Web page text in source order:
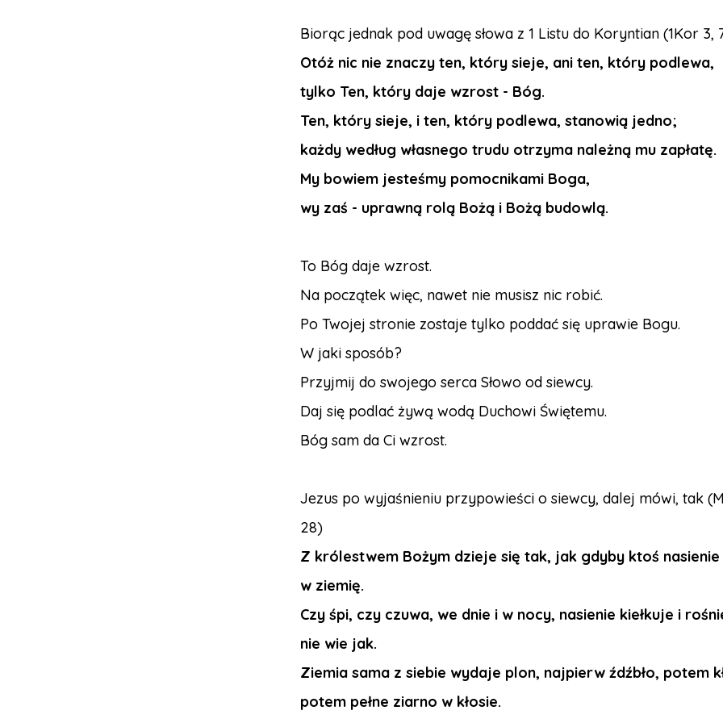
Biorąc jednak pod uwagę słowa z 1 Listu do Koryntian (1Kor 3,
Otóż nic nie znaczy ten, który sieje, ani ten, który podlewa,
tylko Ten, który daje wzrost - Bóg.
Ten, który sieje, i ten, który podlewa, stanowią jedno;
każdy według własnego trudu otrzyma należną mu zapłatę.
My bowiem jesteśmy pomocnikami Boga,
wy zaś - uprawną rolą Bożą i Bożą budowlą.
To Bóg daje wzrost.
Na początek więc, nawet nie musisz nic robić.
Po Twojej stronie zostaje tylko poddać się uprawie Bogu.
W jaki sposób?
Przyjmij do swojego serca Słowo od siewcy.
Daj się podlać żywą wodą Duchowi Świętemu.
Bóg sam da Ci wzrost.
Jezus po wyjaśnieniu przypowieści o siewcy, dalej mówi, tak
28)
Z królestwem Bożym dzieje się tak, jak gdyby ktoś nasienie
w ziemię.
Czy śpi, czy czuwa, we dnie i w nocy, nasienie kiełkuje i
nie wie jak.
Ziemia sama z siebie wydaje plon, najpierw źdźbło, potem
potem pełne ziarno w kłosie.